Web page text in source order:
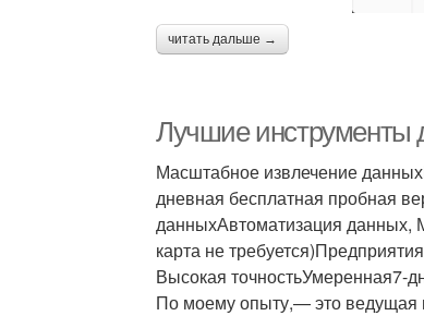
читать дальше →
Лучшие инструменты
Масштабное извлечение
дневная бесплатная пробная
данныхАвтоматизация данных,
карта не
Высокая точностьУмеренная7-
По моему опыту,— это ведущая